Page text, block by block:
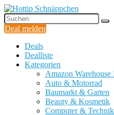
Deal melden
Deals
Dealliste
Kategorien
Amazon Warehouse
Auto & Motorrad
Baumarkt & Garten
Beauty & Kosmetik
Computer & Technik